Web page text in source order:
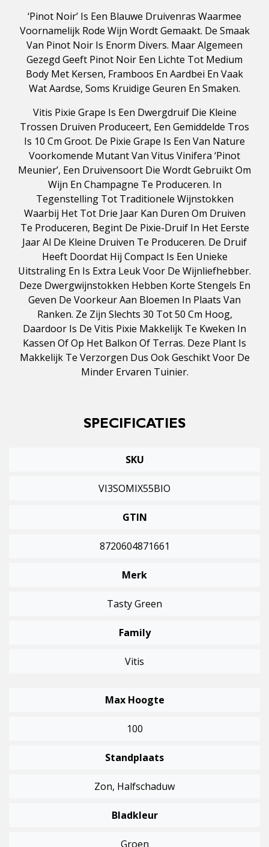
‘Pinot Noir’ Is Een Blauwe Druivenras Waarmee
Voornamelijk Rode Wijn Wordt Gemaakt. De Smaak
Van Pinot Noir Is Enorm Divers. Maar Algemeen
Gezegd Geeft Pinot Noir Een Lichte Tot Medium
Body Met Kersen, Framboos En Aardbei En Vaak
Wat Aardse, Soms Kruidige Geuren En Smaken.
Vitis Pixie Grape Is Een Dwergdruif Die Kleine
Trossen Druiven Produceert, Een Gemiddelde Tros
Is 10 Cm Groot. De Pixie Grape Is Een Van Nature
Voorkomende Mutant Van Vitus Vinifera ‘Pinot
Meunier’, Een Druivensoort Die Wordt Gebruikt Om
Wijn En Champagne Te Produceren. In
Tegenstelling Tot Traditionele Wijnstokken
Waarbij Het Tot Drie Jaar Kan Duren Om Druiven
Te Produceren, Begint De Pixie-Druif In Het Eerste
Jaar Al De Kleine Druiven Te Produceren. De Druif
Heeft Doordat Hij Compact Is Een Unieke
Uitstraling En Is Extra Leuk Voor De Wijnliefhebber.
Deze Dwergwijnstokken Hebben Korte Stengels En
Geven De Voorkeur Aan Bloemen In Plaats Van
Ranken. Ze Zijn Slechts 30 Tot 50 Cm Hoog,
Daardoor Is De Vitis Pixie Makkelijk Te Kweken In
Kassen Of Op Het Balkon Of Terras. Deze Plant Is
Makkelijk Te Verzorgen Dus Ook Geschikt Voor De
Minder Ervaren Tuinier.
SPECIFICATIES
SKU
VI3SOMIX55BIO
GTIN
8720604871661
Merk
Tasty Green
Family
Vitis
Max Hoogte
100
Standplaats
Zon, Halfschaduw
Bladkleur
Groen